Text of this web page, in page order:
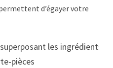
d’égayer votre
les ingrédients
pièces